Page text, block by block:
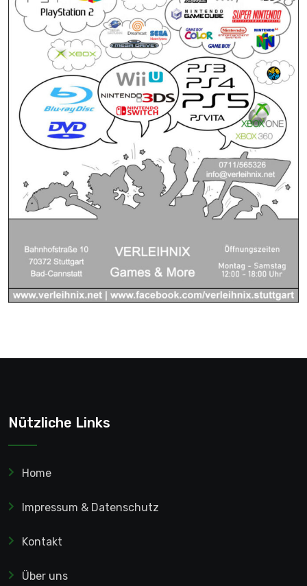
Nützliche Links
Home
Impressum & Datenschutz
Kontakt
Über uns